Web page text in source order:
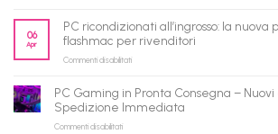
pronto
per
gli
AI:
il
tuo
assistente
06
Apr
PC ricondizionati all’ingrosso: la nuova
flashmac per rivenditori
Commenti disabilitatisu
ricondizionati
all’ingrosso:
la
PC Gaming in Pronta Consegna –
Spedizione Immediata
Commenti disabilitatisu